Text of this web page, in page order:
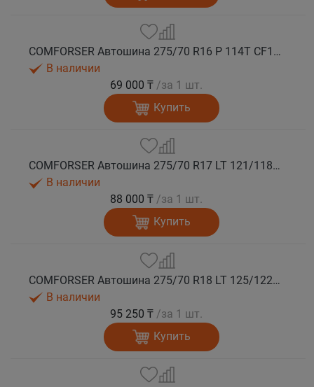
COMFORSER Автошина 275/70 R16 P 114T CF1100 RWL лето
В наличии
69 000 ₸ /за 1 шт.
Купить
COMFORSER Автошина 275/70 R17 LT 121/118S CF1100 10PR RWL лето
В наличии
88 000 ₸ /за 1 шт.
Купить
COMFORSER Автошина 275/70 R18 LT 125/122S CF1100 10PR RWL лето
В наличии
95 250 ₸ /за 1 шт.
Купить